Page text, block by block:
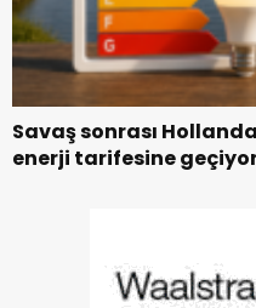
Savaş sonrası
enerji tarifesine